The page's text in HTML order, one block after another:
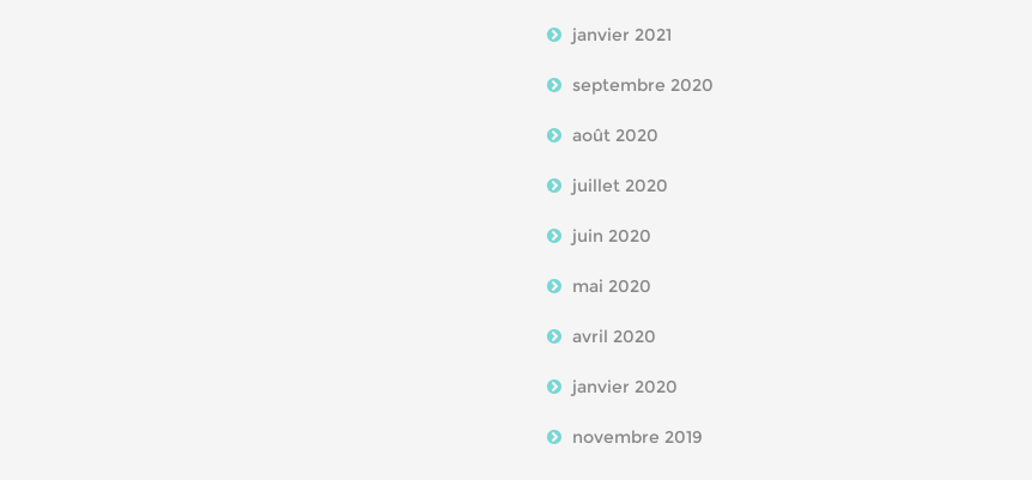
janvier 2021
septembre 2020
août 2020
juillet 2020
juin 2020
mai 2020
avril 2020
janvier 2020
novembre 2019